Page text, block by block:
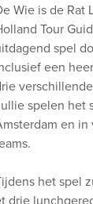
Wie is de Rat
Tour
spel
een
spelen het
en
het spel